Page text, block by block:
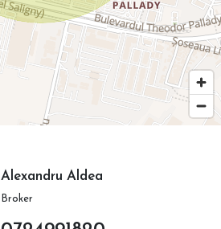
Alexandru Aldea
Broker